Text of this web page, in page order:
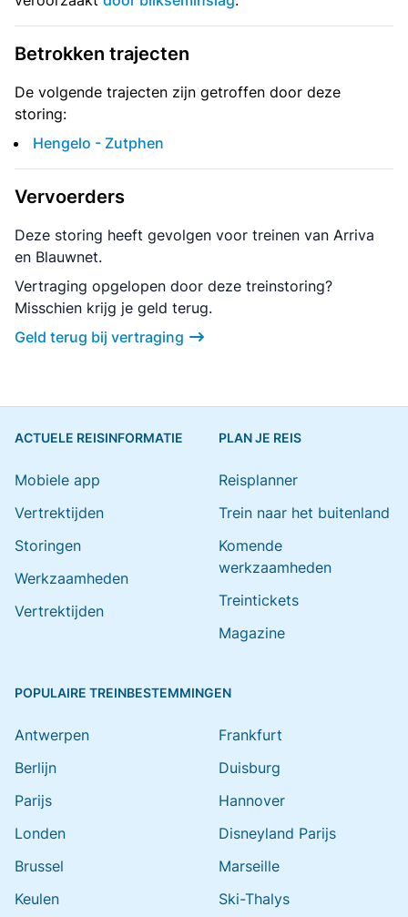
Betrokken trajecten
De volgende trajecten zijn getroffen door deze
storing:
Hengelo - Zutphen
Vervoerders
Deze storing heeft gevolgen voor treinen van Arriva
en Blauwnet.
Vertraging opgelopen door deze treinstoring?
Misschien krijg je geld terug.
Geld terug bij vertraging
ACTUELE REISINFORMATIE
Mobiele app
Vertrektijden
Storingen
Werkzaamheden
Vertrektijden
PLAN JE REIS
Reisplanner
Trein naar het buitenland
Komende
werkzaamheden
Treintickets
Magazine
POPULAIRE TREINBESTEMMINGEN
Antwerpen
Berlijn
Parijs
Londen
Brussel
Keulen
Frankfurt
Duisburg
Hannover
Disneyland Parijs
Marseille
Ski-Thalys